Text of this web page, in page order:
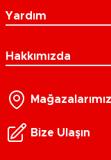
Yardım
Hakkımızda
Mağazalarımız
Bize Ulaşın